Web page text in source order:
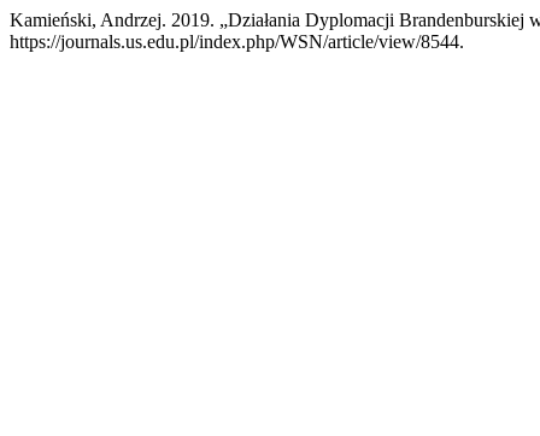
Kamieński, Andrzej. 2019. „Działania Dyplomacji Brandenburskiej
https://journals.us.edu.pl/index.php/WSN/article/view/8544.